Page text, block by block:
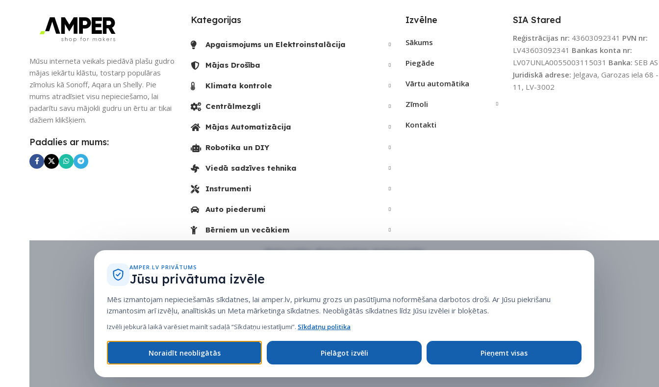
SKAITS
SKAITS
PIEEJAMS UZREIZ
UZREIZ PIEEJAMAIS
PIEEJAMS UZREIZ Jā
UZREIZ PIEEJAMAIS
Mūsu interneta veikals piedāvā plašu gudro
mājas iekārtu klāstu, tostarp populāras
zīmolus kā Sonoff, Aqara un Shelly. Pie
mums atradīsiet visu nepieciešamo, lai
padarītu savu mājokli gudru un ērtu ar tikai
dažiem klikšķiem.
Padalies ar mums:
Kategorijas
Apgaismojums un Elektroinstalācija
Mājas Drošība
Klimata kontrole
Centrālmezgli
Mājas Automatizācija
Robotika un DIY
Viedā sadzīves tehnika
Instrumenti
Auto piederumi
Bērniem un vecākiem
Izvēlne
Sākums
Piegāde
Vārtu automātika
Zīmoli
Kontakti
SIA Stared
Reģistrācijas nr: 43603092341 PVN nr:
LV43603092341 Bankas konta nr:
LV07UNLA0055003115031 Banka: SEB AS
Juridiskā adrese: Jelgava, Garozas iela 68 -
11, LV-3002
AMPER.LV PRIVĀTUMS
Jūsu privātuma izvēle
Mēs izmantojam nepieciešamās sīkdatnes, lai amper.lv, pirkumu grozs un pasūtījuma noformēšana darbotos droši. Ar Jūsu piekrišanu
izmantosim arī izvēļu, analītiskās un Meta mārketinga sīkdatnes. Neobligātās sīkdatnes līdz Jūsu izvēlei ir bloķētas.
Izvēli jebkurā laikā varēsiet mainīt sadaļā “Sīkdatņu iestatījumi”. Sīkdatņu politika
Noraidīt neobligātās Pielāgot izvēli Pieņemt visas
Sīkdatņu politika• Sīkdatņu iestatījumi •Privātuma politika